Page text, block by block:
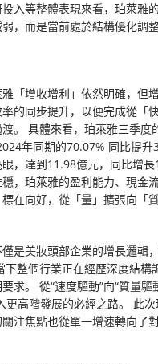
入等整體表現來看，珀萊雅
，而是當前處於結構優化調
「增收增利」依然明確，但
的同步提升，以便完成從「
。 具體來看，珀萊雅三季度
年同期的70.07% 同比提升
，達到11.98億元，同比增
，珀萊雅的盈利能力、現金
在向好，從「量」擴張向「
是美妝頭部企業的增長邏輯
整個行業正在經歷深度結構
求。 從“速度驅動”向“質量驅
更高階發展的必經之路。 此
注焦點也從單一增速轉向了